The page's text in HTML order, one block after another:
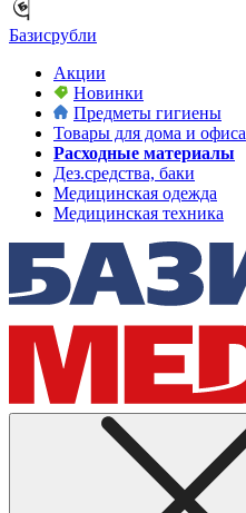
Базисрубли
Акции
Новинки
Предметы гигиены
Товары для дома и офиса
Расходные материалы
Дез.средства, баки
Медицинская одежда
Медицинская техника